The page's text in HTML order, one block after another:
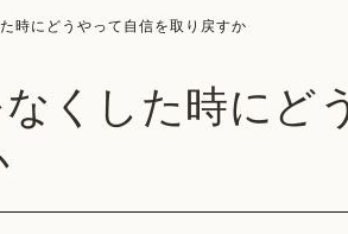
時にどうやって自信を取り戻すか
なくした時にど